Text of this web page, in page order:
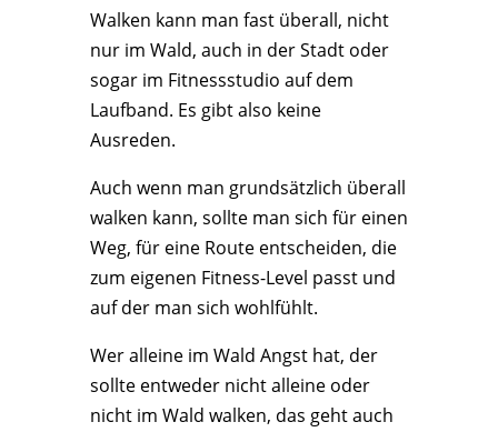
Walken kann man fast überall, nicht
nur im Wald, auch in der Stadt oder
sogar im Fitnessstudio auf dem
Laufband. Es gibt also keine
Ausreden.
Auch wenn man grundsätzlich überall
walken kann, sollte man sich für einen
Weg, für eine Route entscheiden, die
zum eigenen Fitness-Level passt und
auf der man sich wohlfühlt.
Wer alleine im Wald Angst hat, der
sollte entweder nicht alleine oder
nicht im Wald walken, das geht auch